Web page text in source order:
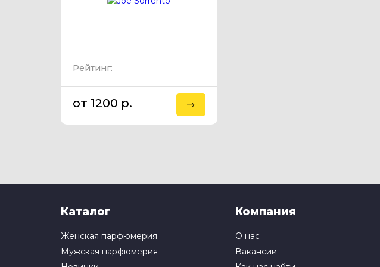
Рейтинг:
от 1200 p.
Каталог
Женская парфюмерия
Мужская парфюмерия
Компания
О нас
Вакансии